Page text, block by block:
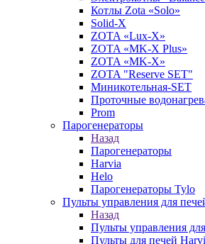
Котлы Zota «Solo»
Solid-X
ZOTA «Lux-X»
ZOTA «MK-X Plus»
ZOTA «MK-X»
ZOTA "Reserve SET"
Миникотельная-SET
Проточные
Prom
Парогенераторы
Назад
Парогенераторы
Harvia
Helo
Парогенераторы Tylo
Пульты управления для
Назад
Пульты управления
Пульты для печей